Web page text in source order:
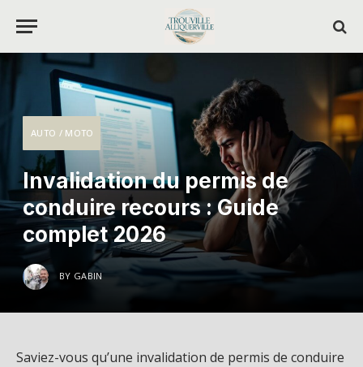
AUTO / MOTO
Invalidation du permis de
conduire recours : Guide
complet 2026
BY GABIN
Saviez-vous qu’une invalidation de permis de conduire